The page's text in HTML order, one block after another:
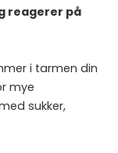
reagerer på
i tarmen din
mye
sukker,